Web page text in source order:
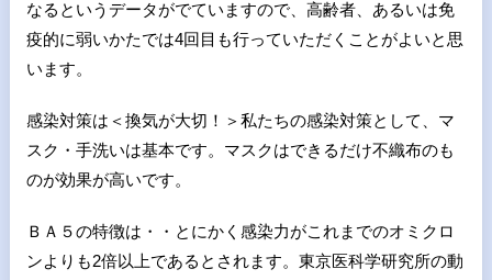
なるというデータがでていますので、高齢者、あるいは免
疫的に弱いかたでは4回目も行っていただくことがよいと思
います。
感染対策は＜換気が大切！＞私たちの感染対策として、マ
スク・手洗いは基本です。マスクはできるだけ不織布のも
のが効果が高いです。
ＢＡ５の特徴は・・とにかく感染力がこれまでのオミクロ
ンよりも2倍以上であるとされます。東京医科学研究所の動